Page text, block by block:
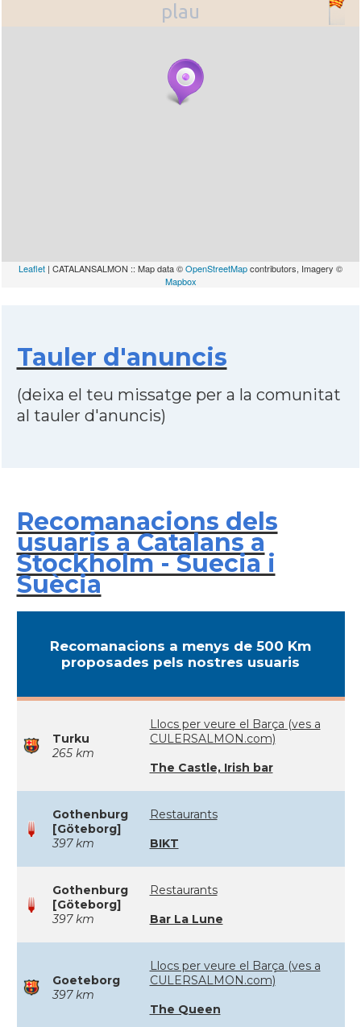
plau
Leaflet | CATALANSALMON :: Map data ©OpenStreetMapcontributors, Imagery ©
Mapbox
Tauler d'anuncis
(deixa el teu missatge per a la comunitat
al tauler d'anuncis)
Recomanacions dels
usuaris a Catalans a
Stockholm - Suecia i
Suècia
Recomanacions a menys de 500 Km
proposades pels nostres usuaris
Turku
265 km
Llocs per veure el Barça (ves a
CULERSALMON.com)
The Castle, Irish bar
Gothenburg
[Göteborg]
397 km
Restaurants
BIKT
Gothenburg
[Göteborg]
397 km
Restaurants
Bar La Lune
Goeteborg
397 km
Llocs per veure el Barça (ves a
CULERSALMON.com)
The Queen